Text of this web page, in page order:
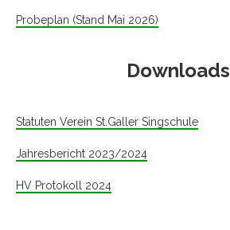
Probeplan (Stand Mai 2026)
Downloads
Statuten Verein St.Galler Singschule
Jahresbericht 2023/2024
HV Protokoll 2024